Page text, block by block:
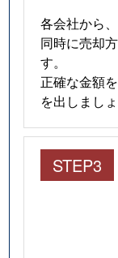
各会社から
同時に売却
す。
正確な金額
を出しましょ
STEP3